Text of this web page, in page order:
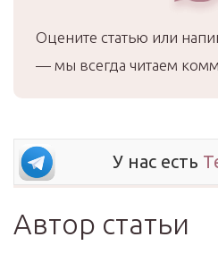
Оцените статью или
— мы всегда читаем
У нас есть
Автор статьи